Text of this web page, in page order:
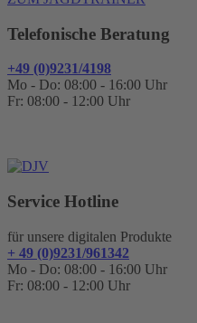
Telefonische Beratung
+49 (0)9231/4198
Mo - Do: 08:00 - 16:00 Uhr
Fr: 08:00 - 12:00 Uhr
Service Hotline
für unsere digitalen Produkte
+ 49 (0)9231/961342
Mo - Do: 08:00 - 16:00 Uhr
Fr: 08:00 - 12:00 Uhr